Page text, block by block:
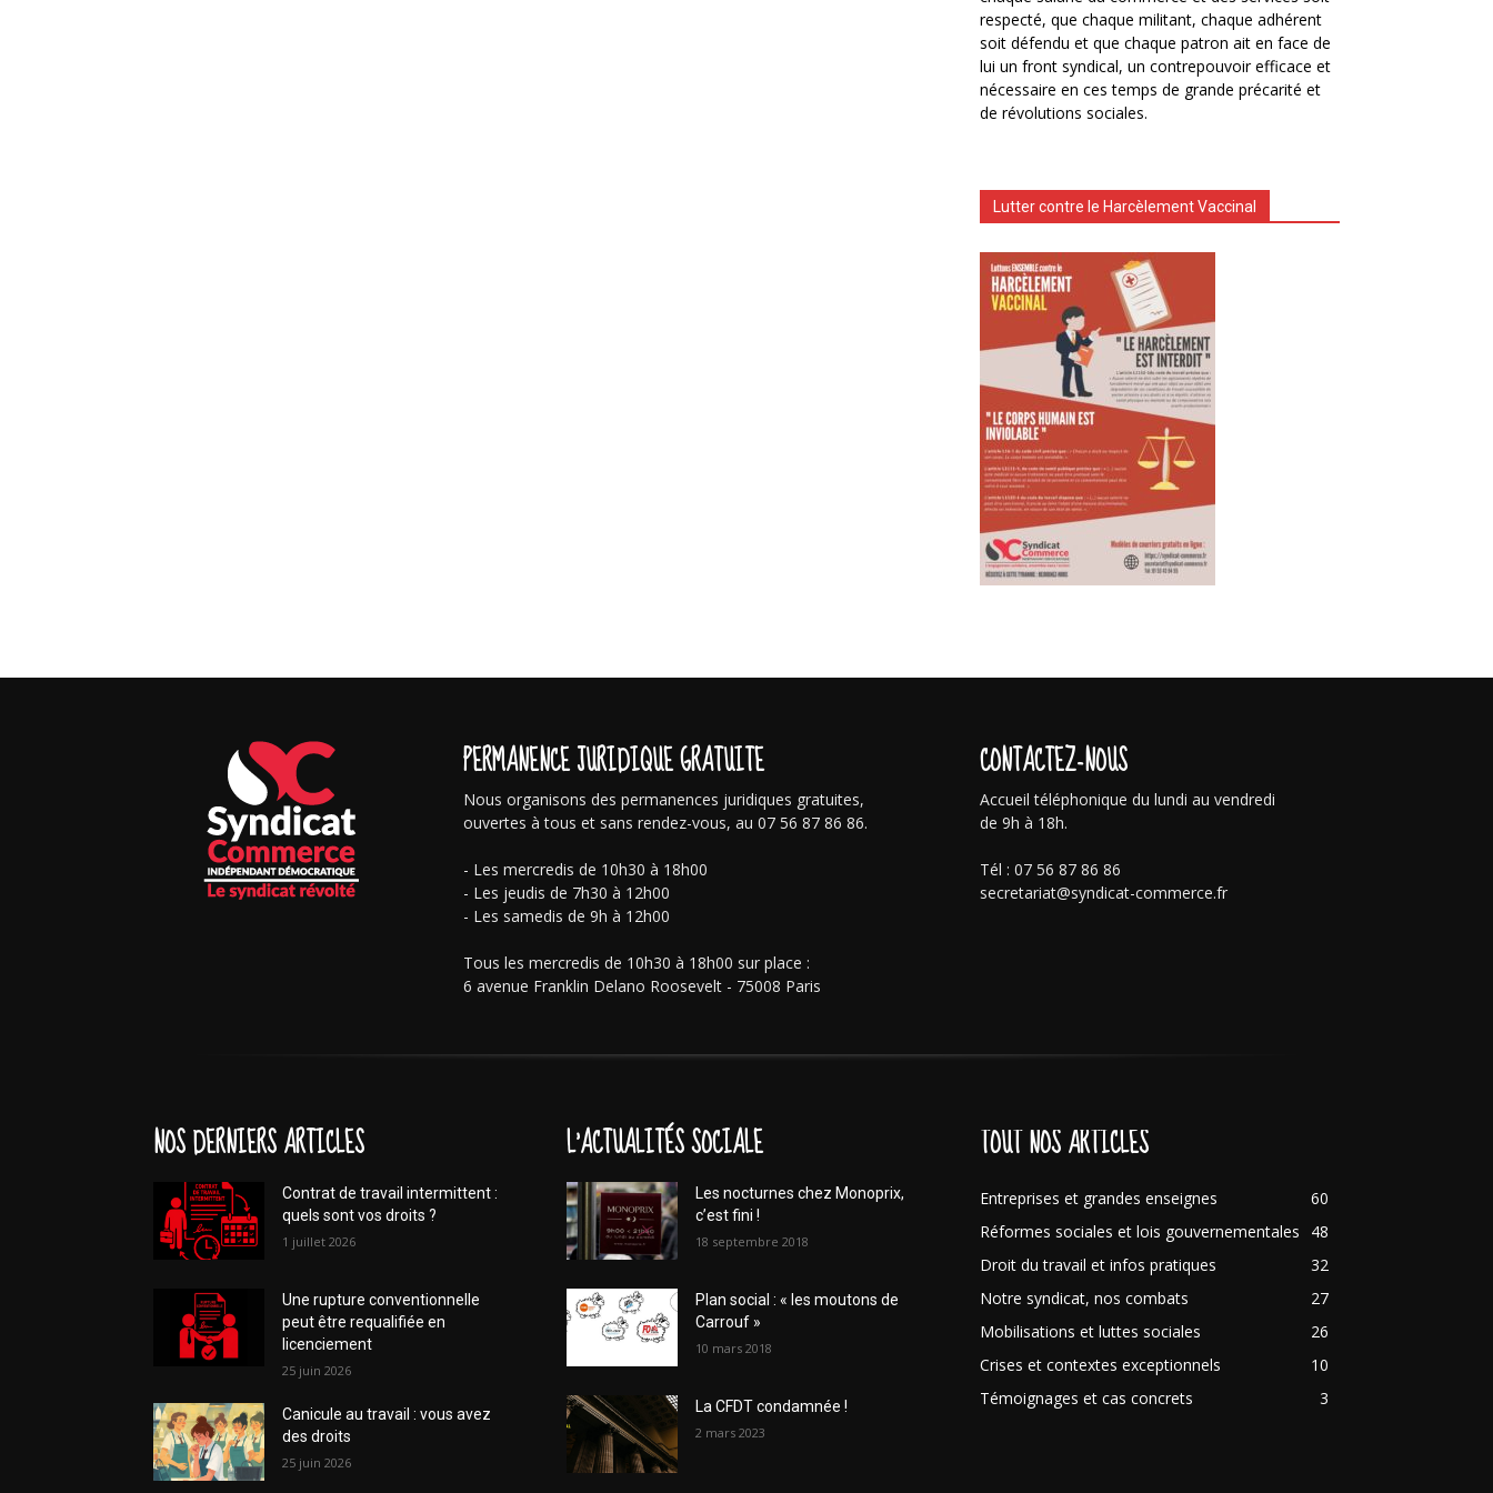
respecté, que chaque militant, chaque adhérent
soit défendu et que chaque patron ait en face de
lui un front syndical, un contrepouvoir efficace et
nécessaire en ces temps de grande précarité et
de révolutions sociales.
Lutter contre le Harcèlement Vaccinal
PERMANENCE JURIDIQUE GRATUITE
Nous organisons des permanences juridiques gratuites,
ouvertes à tous et sans rendez-vous, au 07 56 87 86 86.
- Les mercredis de 10h30 à 18h00
- Les jeudis de 7h30 à 12h00
- Les samedis de 9h à 12h00
Tous les mercredis de 10h30 à 18h00 sur place :
6 avenue Franklin Delano Roosevelt - 75008 Paris
CONTACTEZ-NOUS
Accueil téléphonique du lundi au vendredi
de 9h à 18h.
Tél : 07 56 87 86 86
secretariat@syndicat-commerce.fr
NOS DERNIERS ARTICLES
Contrat de travail intermittent :
quels sont vos droits ?
1 juillet 2026
Une rupture conventionnelle
peut être requalifiée en
licenciement
25 juin 2026
Canicule au travail : vous avez
des droits
25 juin 2026
L'ACTUALITÉS SOCIALE
Les nocturnes chez Monoprix,
c’est fini !
18 septembre 2018
Plan social : « les moutons de
Carrouf »
10 mars 2018
La CFDT condamnée !
2 mars 2023
TOUT NOS ARTICLES
Entreprises et grandes enseignes
60
Réformes sociales et lois gouvernementales
48
Droit du travail et infos pratiques
32
Notre syndicat, nos combats
27
Mobilisations et luttes sociales
26
Crises et contextes exceptionnels
10
Témoignages et cas concrets
3